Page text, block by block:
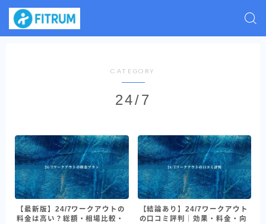
CATEGORY
24/7
【最新版】24/7ワークアウトの
料金は高い？総額・相場比較・
【結論あり】24/7ワークアウト
の口コミ評判｜効果・料金・向